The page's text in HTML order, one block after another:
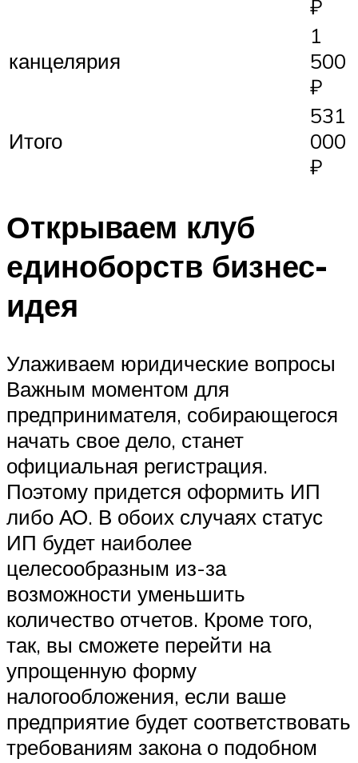
₽
канцелярия
1
500
₽
Итого
531
000
₽
Открываем клуб
единоборств бизнес-
идея
Улаживаем юридические вопросы
Важным моментом для
предпринимателя, собирающегося
начать свое дело, станет
официальная регистрация.
Поэтому придется оформить ИП
либо АО. В обоих случаях статус
ИП будет наиболее
целесообразным из-за
возможности уменьшить
количество отчетов. Кроме того,
так, вы сможете перейти на
упрощенную форму
налогообложения, если ваше
предприятие будет соответствовать
требованиям закона о подобном